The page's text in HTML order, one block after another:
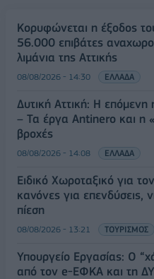
Κορυφώνεται η έξοδος
56.000 επιβάτες
λιμάνια της Αττικής
08/08/2026 - 14:30 ΕΛΛΑΔΑ
Δυτική Αττική: Η επόμενη
– Τα έργα Antinero και η
βροχές
08/08/2026 - 14:08 ΕΛΛΑΔΑ
Ειδικό Χωροταξικό για
κανόνες για επενδύσεις,
πίεση
08/08/2026 - 13:21 ΤΟΥΡΙΣΜΟΣ
Υπουργείο Εργασίας: Ο
από τον e-ΕΦΚΑ και τη